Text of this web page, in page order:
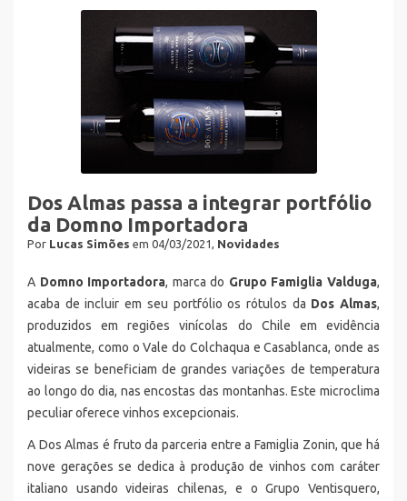
Dos Almas passa a integrar portfólio
da Domno Importadora
Por Lucas Simões em 04/03/2021, Novidades
A Domno Importadora, marca do Grupo Famiglia Valduga,
acaba de incluir em seu portfólio os rótulos da Dos Almas,
produzidos em regiões vinícolas do Chile em evidência
atualmente, como o Vale do Colchaqua e Casablanca, onde as
videiras se beneficiam de grandes variações de temperatura
ao longo do dia, nas encostas das montanhas. Este microclima
peculiar oferece vinhos excepcionais.
A Dos Almas é fruto da parceria entre a Famiglia Zonin, que há
nove gerações se dedica à produção de vinhos com caráter
italiano usando videiras chilenas, e o Grupo Ventisquero,